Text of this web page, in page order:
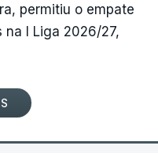
permitiu o empate
na I Liga 2026/27,